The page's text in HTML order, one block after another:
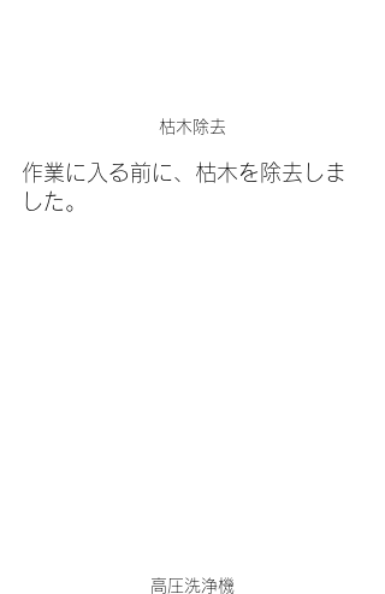
枯木除去
作業に入る前に、枯木を除去しま
した。
高圧洗浄機